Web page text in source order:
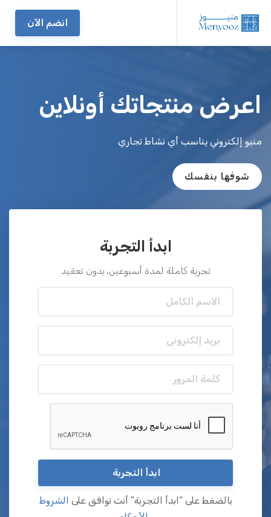
انضم الآن
اعرض منتجاتك أونلاين
منيو إلكتروني يناسب أي نشاط تجاري
شوفها بنفسك
ابدأ التجربة
تجربة كاملة لمدة أسبوعين، بدون تعقيد
ابدأ التجربة
بالضغط على “ابدأ التجربة” أنت توافق على الشروط